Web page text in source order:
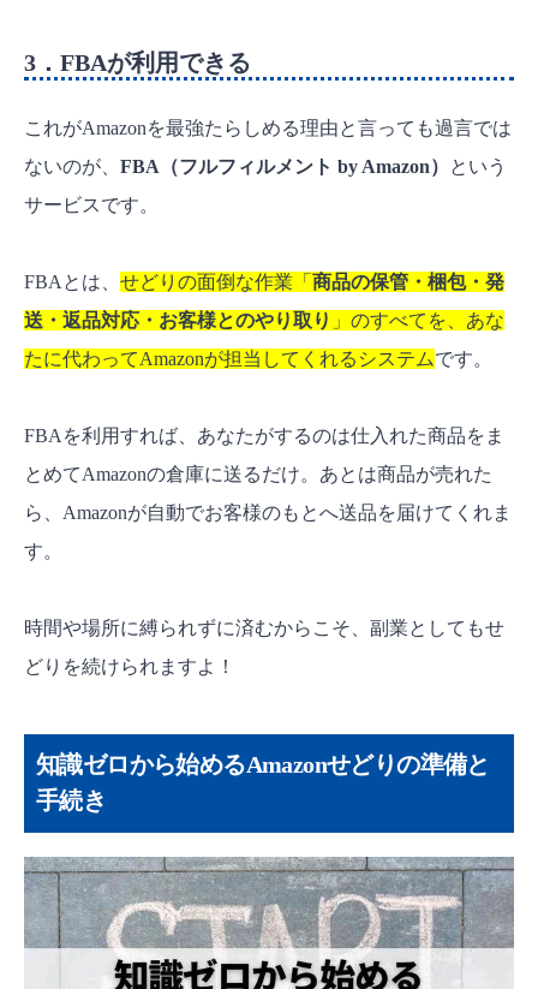
3．FBAが利用できる
これがAmazonを最強たらしめる理由と言っても過言では
ないのが、 FBA（フルフィルメント by Amazon）
という
サービスです。
FBAとは、 せどりの面倒な作業「 商品の保管・梱包・発
送・返品対応・お客様とのやり取り 」のすべてを、あな
たに代わってAmazonが担当してくれるシステムです。
FBAを利用すれば、あなたがするのは仕入れた商品をま
とめてAmazonの倉庫に送るだけ。あとは商品が売れた
ら、Amazonが自動でお客様のもとへ送品を届けてくれま
す。
時間や場所に縛られずに済むからこそ、副業としてもせ
どりを続けられますよ！
知識ゼロから始めるAmazonせどりの準備と
手続き